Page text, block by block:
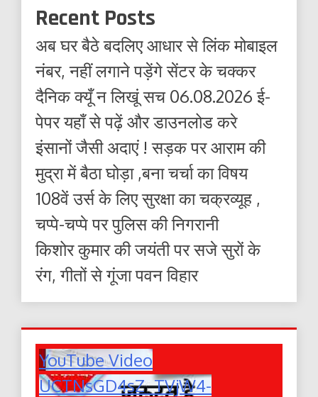
Recent Posts
अब घर बैठे बदलिए आधार से लिंक मोबाइल
नंबर, नहीं लगाने पड़ेंगे सेंटर के चक्कर
दैनिक क्यूँ न लिखूं सच 06.08.2026 ई-
पेपर यहाँ से पढ़ें और डाउनलोड करे
इंसानों जैसी अदाएं ! सड़क पर आराम की
मुद्रा में बैठा घोड़ा ,बना चर्चा का विषय
108वें उर्स के लिए सुरक्षा का चक्रव्यूह ,
चप्पे-चप्पे पर पुलिस की निगरानी
किशोर कुमार की जयंती पर सजे सुरों के
रंग, गीतों से गूंजा पवन विहार
YouTube Video
UCTNsGD4sZ_TVjW4-